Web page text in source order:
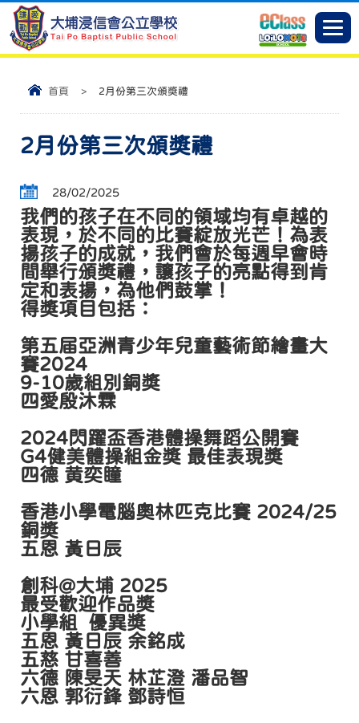
首頁 > 2月份第三次頒獎禮
2月份第三次頒獎禮
28/02/2025
我們的孩子在不同的領域均有卓越的
表現，於不同的比賽綻放光芒！為表
揚孩子的成就，我們會於每週早會時
間舉行頒獎禮，讓孩子的亮點得到肯
定和表揚，為他們鼓掌！
得獎項目包括：
第五届亞洲青少年兒童藝術節繪畫大
賽2024
9-10歲組別銅獎
四愛殷沐霖
2024閃躍盃香港體操舞蹈公開賽
G4健美體操組金獎 最佳表現獎
四德 黄奕瞳
香港小學電腦奧林匹克比賽 2024/25
銅獎
五恩 黃日辰
創科@大埔 2025
最受歡迎作品獎
小學組 優異獎
五恩 黃日辰 余銘成
五慈 甘喜善
六德 陳旻天 林芷澄 潘品智
六恩 郭衍鋒 鄧詩恒